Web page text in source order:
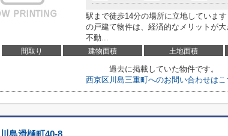
駅まで徒歩14分の場所に立地していま
の戸建て物件は、経済的なメリットが
不動...
間取り 建物面積 土地面積
過去に掲載していた物件です。
西京区川島三重町へのお問い合わせはこ